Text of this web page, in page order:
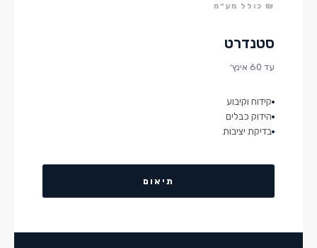
₪ כולל מע״מ
סטנדרט
עד 60 אינץ׳
קידוח וקיבוע
הידוק כבלים
בדיקת יציבות
תיאום